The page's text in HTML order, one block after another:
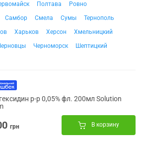
Полтава
Ровно
Самбор Смела Сумы
Тернополь
Харьков Херсон
Хмельницкий
Черноморск Шептицкий
р-р 0,05% фл. 200мл Solution
грн В корзину